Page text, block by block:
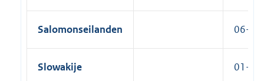
Salomonseilanden 06-
Slowakije 01-